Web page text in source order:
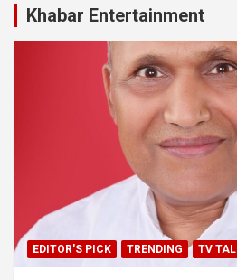
Khabar Entertainment
EDITOR'S PICK TRENDING TV